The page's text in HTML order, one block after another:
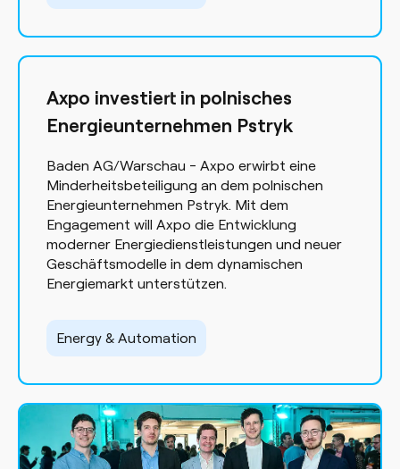
Axpo investiert in polnisches
Energieunternehmen Pstryk
Baden AG/Warschau - Axpo erwirbt eine
Minderheitsbeteiligung an dem polnischen
Energieunternehmen Pstryk. Mit dem
Engagement will Axpo die Entwicklung
moderner Energiedienstleistungen und neuer
Geschäftsmodelle in dem dynamischen
Energiemarkt unterstützen.
Energy & Automation